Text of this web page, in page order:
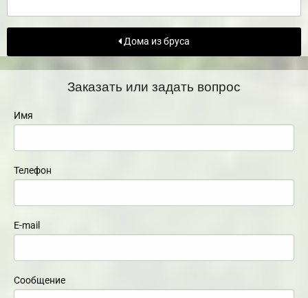
Дома из бруса
Заказать или задать вопрос
Имя
Телефон
E-mail
Сообщение